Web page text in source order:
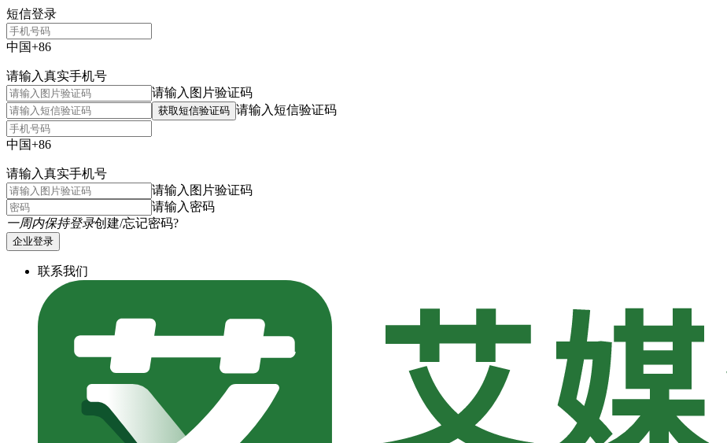
短信登录
中国+86
请输入真实手机号
请输入图片验证码
获取短信验证码 请输入短信验证码
中国+86
请输入真实手机号
请输入图片验证码
请输入密码
一周内保持登录创建/忘记密码?
企业登录
联系我们